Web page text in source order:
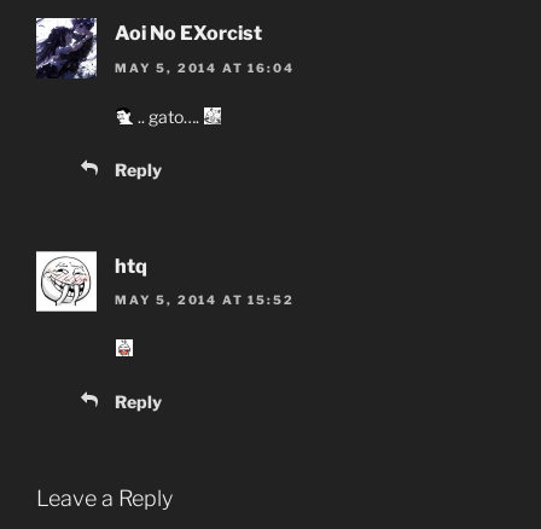
Aoi No EXorcist
MAY 5, 2014 AT 16:04
.. gato….
Reply
htq
MAY 5, 2014 AT 15:52
Reply
Leave a Reply